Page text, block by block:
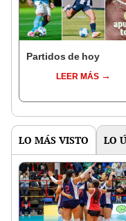
Partidos de hoy
LEER MÁS
LO MÁS VISTO LO